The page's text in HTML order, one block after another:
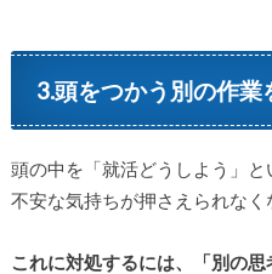
3.頭をつかう別の作業
頭の中を「就活どうしよう」と
不安な気持ちが押さえられなく
これに対処するには、「別の思